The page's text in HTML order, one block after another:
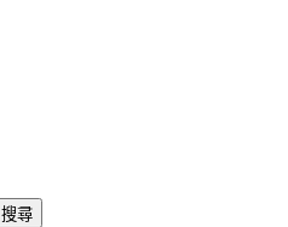
搜尋